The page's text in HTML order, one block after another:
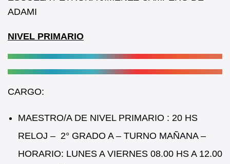
b
o
k
p
ADAMI
NIVEL PRIMARIO
CARGO:
MAESTRO/A DE NIVEL PRIMARIO : 20 HS
RELOJ – 2° GRADO A – TURNO MAÑANA –
HORARIO: LUNES A VIERNES 08.00 HS A 12.00